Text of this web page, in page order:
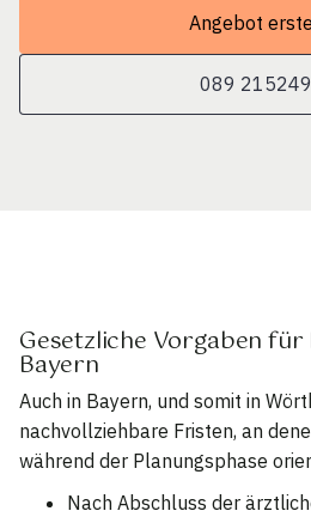
Angebot
089
Gesetzliche Vorgaben
Bayern
Auch in Bayern, und somit in
nachvollziehbare Fristen, an
während der Planungsphase
Nach Abschluss der